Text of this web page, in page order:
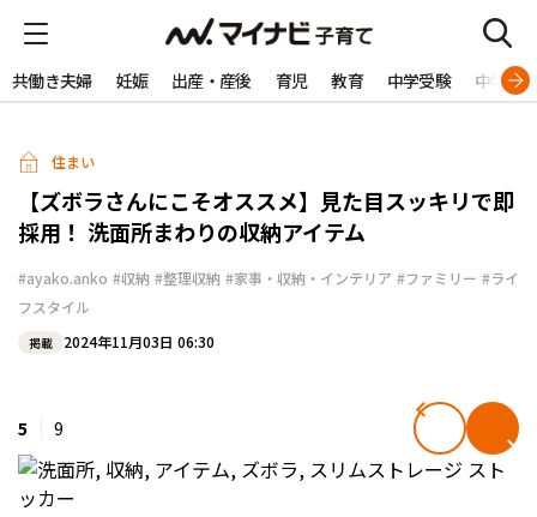
共働き夫婦 妊娠 出産・産後 育児 教育 中学受験 中学生
住まい
【ズボラさんにこそオススメ】見た目スッキリで即
採用！ 洗面所まわりの収納アイテム
#ayako.anko #収納 #整理収納 #家事・収納・インテリア #ファミリー #ライ
フスタイル
掲載 2024年11月03日 06:30
5 9